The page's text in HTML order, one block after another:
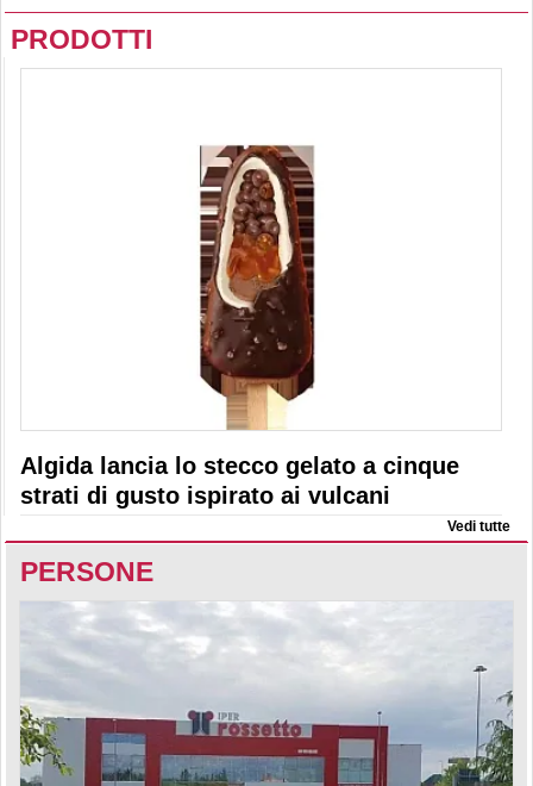
PRODOTTI
Algida lancia lo stecco gelato a cinque
strati di gusto ispirato ai vulcani
Vedi tutte
PERSONE